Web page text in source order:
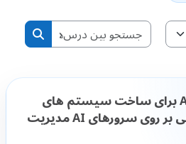
جستجو
جستجو
AI Practical Campus برای ساخت سیستم های
هوش مصنوعی واقعی بر روی سرورهای AI مدیریت